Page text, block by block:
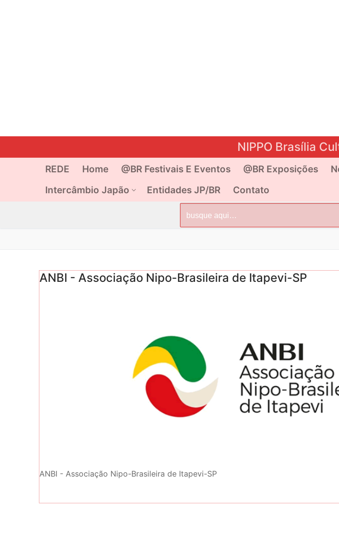
NIPPO Brasília
REDE Home @BR Festivais E Eventos @BR Exposições
Intercâmbio Japão
Entidades JP/BR Contato
por:
ANBI - Associação Nipo-Brasileira de Itapevi-SP
ANBI - Associação Nipo-Brasileira de Itapevi-SP